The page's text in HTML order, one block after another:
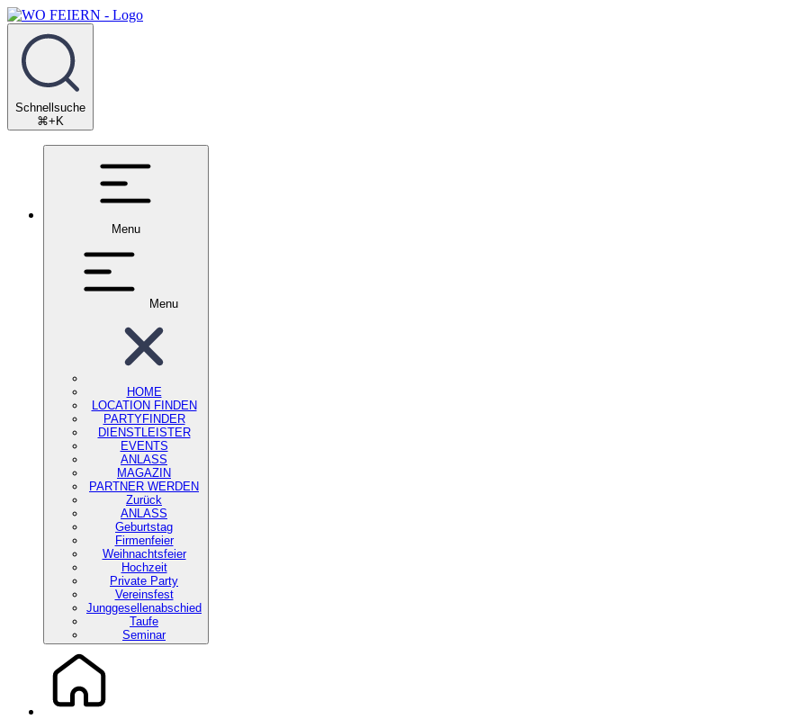
Schnellsuche
⌘+K
Menu
Menu
HOME
LOCATION FINDEN
PARTYFINDER
DIENSTLEISTER
EVENTS
ANLASS
MAGAZIN
PARTNER WERDEN
Zurück
ANLASS
Geburtstag
Firmenfeier
Weihnachtsfeier
Hochzeit
Private Party
Vereinsfest
Junggesellenabschied
Taufe
Seminar